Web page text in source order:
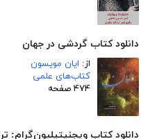
دانلود کتاب گردشی در جهان
از: ایان مویسون
کتاب‌های علمی
۴۷۴ صفحه
دانلود کتاب ویجنیتیلیون‌گرام: